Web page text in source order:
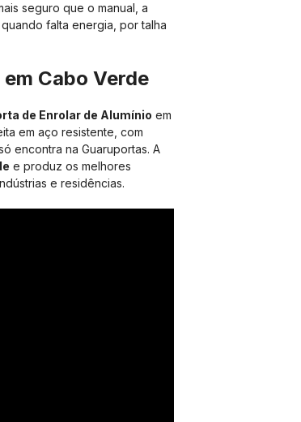
seguro que o manual, a
falta energia, por talha
em Cabo Verde
de Enrolar de Alumínio em
em aço resistente, com
encontra na Guaruportas. A
e produz os melhores
e residências.